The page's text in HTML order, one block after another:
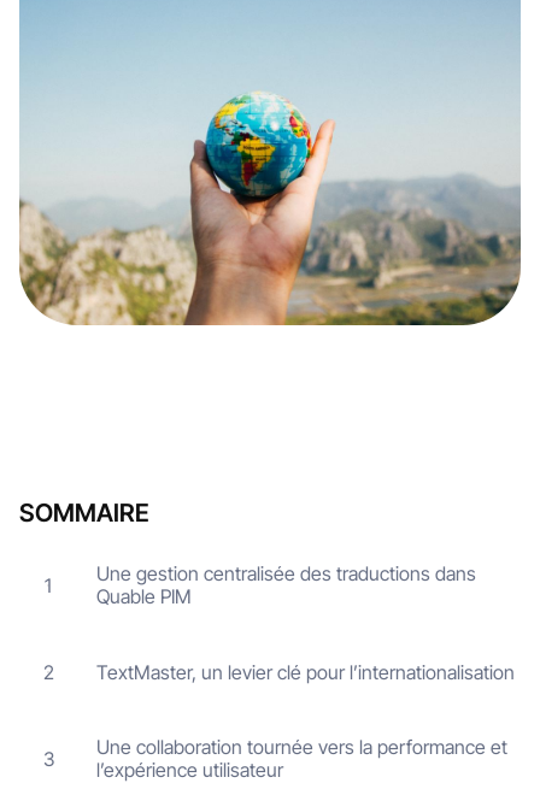
SOMMAIRE
1
Une gestion centralisée des traductions dans
Quable PIM
2 TextMaster, un levier clé pour l’internationalisation
3
Une collaboration tournée vers la performance et
l’expérience utilisateur